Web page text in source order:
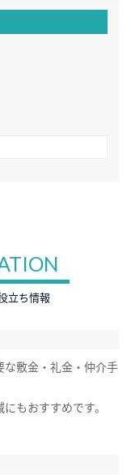
立ち情報
敷金・礼金・仲介手
もおすすめです。